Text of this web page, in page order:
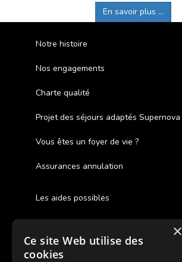
En savoir plus ...
Notre histoire
Nos engagements
Charte qualité
Projet des séjours adaptés Supernova
Vous êtes un foyer de vie ?
Assurances annulation
Les aides possibles
Cash Back
Pour les fratries
×
Ce site Web utilise des
cookies